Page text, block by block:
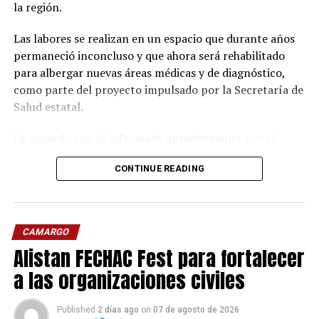
la región.
Las labores se realizan en un espacio que durante años
permaneció inconcluso y que ahora será rehabilitado
para albergar nuevas áreas médicas y de diagnóstico,
como parte del proyecto impulsado por la Secretaría de
Salud estatal.
director de Planeación, Evaluación y Desarrollo de la
dependencia, Alberto Martínez Bailón, la ampliación
construcción, donde se instalarán nuevos servicios para
incrementar la capacidad de atención del centro.
Entre las áreas proyectadas se encuentran un módulo
de atención médica continua con capacidad para
estabilizar pacientes, una sala de rayos X fija,
mastógrafo, sonógrafo, laboratorio clínico, consultorio
CONTINUE READING
CAMARGO
Alistan FECHAC Fest para fortalecer
a las organizaciones civiles
Published 2 días ago on 07 de agosto de 2026